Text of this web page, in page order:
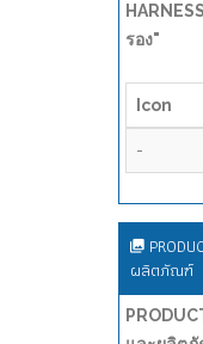
รอง"
Icon
-
ผลิตภัณฑ์